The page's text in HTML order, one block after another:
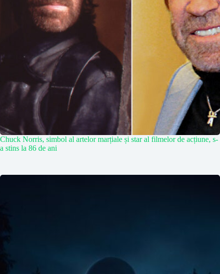
Chuck Norris, simbol al artelor marțiale și star al filmelor de acțiune, s-
a stins la 86 de ani